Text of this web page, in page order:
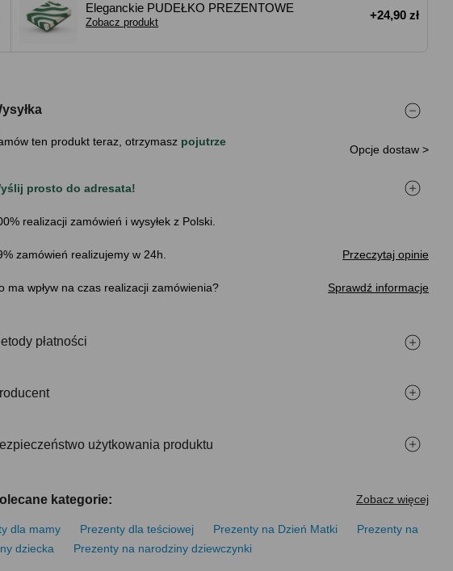
Eleganckie PUDEŁKO PREZENTOWE
Zobacz produkt
+24,90 zł
ten produkt teraz, otrzymasz pojutrze
Opcje dostaw >
prosto do adresata!
realizacji zamówień i wysyłek z Polski.
zamówień realizujemy w 24h. Przeczytaj opinie
ma wpływ na czas realizacji zamówienia Sprawdź informacje
płatności
użytkowania produktu
kategorie: Zobacz więcej
dla mamy Prezenty dla teściowej Prezenty na Dzień Matki
Prezenty na
dziecka
Prezenty na narodziny dziewczynki